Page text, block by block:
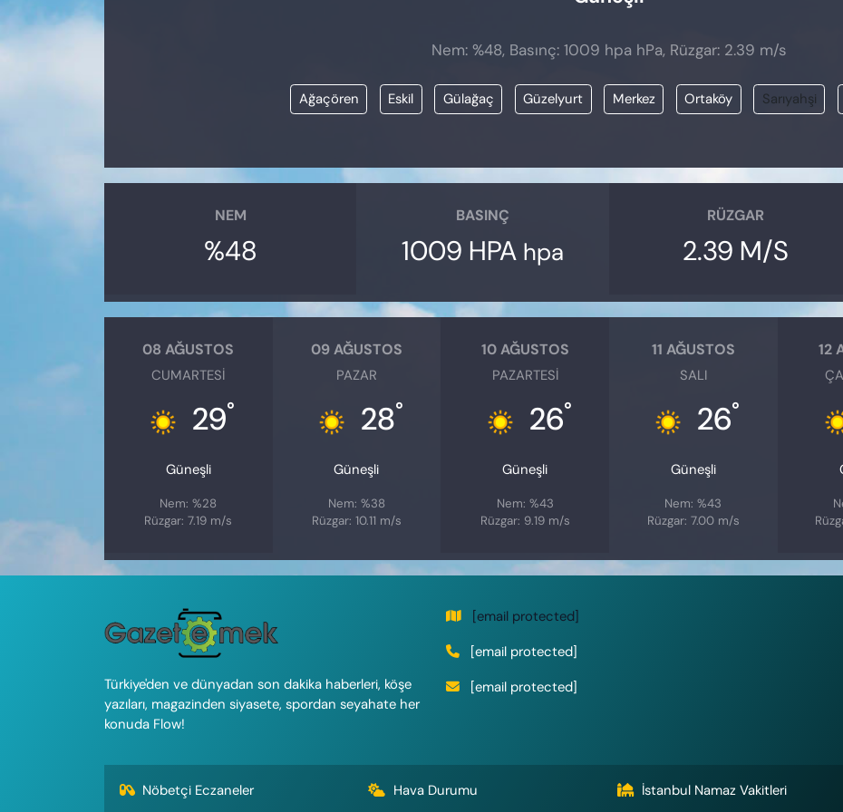
Nem: %48, Basınç: 1009 hpa hPa, Rüzgar: 2.39 m/s
Ağaçören Eskil Gülağaç Güzelyurt Merkez Ortaköy Sarıyahşi
NEM
%48
BASINÇ
1009 HPA hpa
RÜZGAR
2.39 M/S
08 AĞUSTOS
CUMARTESI
29°
Güneşli
Nem: %28
Rüzgar: 7.19 m/s
09 AĞUSTOS
PAZAR
28°
Güneşli
Nem: %38
Rüzgar: 10.11 m/s
10 AĞUSTOS
PAZARTESI
26°
Güneşli
Nem: %43
Rüzgar: 9.19 m/s
11 AĞUSTOS
SALI
26°
Güneşli
Nem: %43
Rüzgar: 7.00 m/s
12
Türkiye'den ve dünyadan son dakika haberleri, köşe
yazıları, magazinden siyasete, spordan seyahate her
konuda Flow!
[email protected]
[email protected]
[email protected]
Nöbetçi Eczaneler Hava Durumu İstanbul Namaz Vakitleri
KADIN
VAN VE DİYARBAKIR HABERLERİ